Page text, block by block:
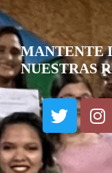
MANTENTE
NUESTRAS